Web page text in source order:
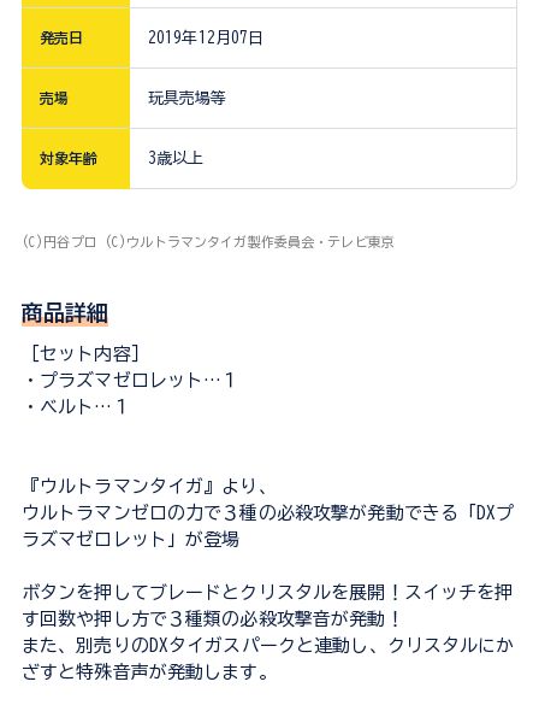
発売日 2019年12月07日
売場 玩具売場等
対象年齢 3歳以上
(C)円谷プロ (C)ウルトラマンタイガ製作委員会・テレビ東京
商品詳細
［セット内容］
・プラズマゼロレット…１
・ベルト…１
『ウルトラマンタイガ』より、
ウルトラマンゼロの力で３種の必殺攻撃が発動できる「DXプ
ラズマゼロレット」が登場
ボタンを押してブレードとクリスタルを展開！スイッチを押
す回数や押し方で３種類の必殺攻撃音が発動！
また、別売りのDXタイガスパークと連動し、クリスタルにか
ざすと特殊音声が発動します。